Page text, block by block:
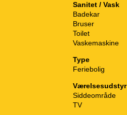
Sanitet / Vask
Badekar
Bruser
Toilet
Vaskemaskine
Type
Feriebolig
Værelsesudstyr
Siddeområde
TV